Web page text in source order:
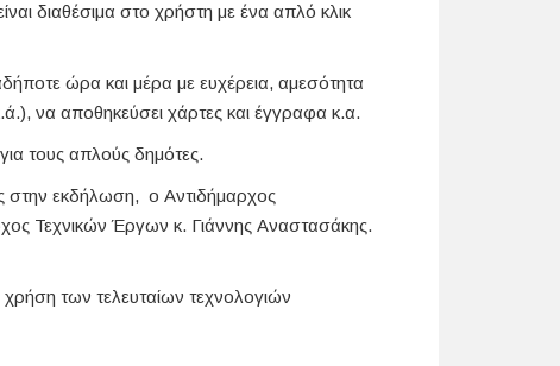
διαθέσιμα στο χρήστη με ένα απλό κλικ
ώρα και μέρα με ευχέρεια, αμεσότητα
να αποθηκεύσει χάρτες και έγγραφα κ.α.
τους απλούς δημότες.
στην εκδήλωση, ο Αντιδήμαρχος
Τεχνικών Έργων κ. Γιάννης Αναστασάκης.
των τελευταίων τεχνολογιών